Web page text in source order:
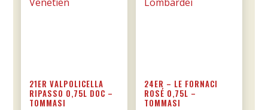
21ER VALPOLICELLA
RIPASSO 0,75L DOC –
TOMMASI
24ER – LE FORNACI
ROSÉ 0,75L –
TOMMASI